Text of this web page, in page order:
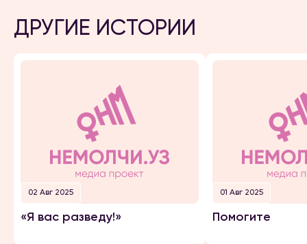
ДРУГИЕ ИСТОРИИ
02 Авг 2025
«Я вас разведу!»
01 Авг 2025
Помогите